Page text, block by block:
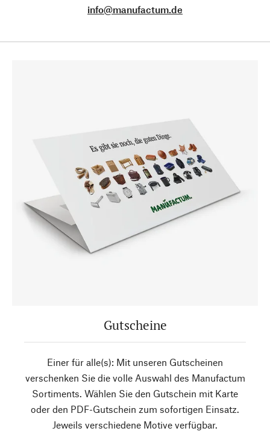
info@manufactum.de
Gutscheine
Einer für alle(s): Mit unseren Gutscheinen
verschenken Sie die volle Auswahl des Manufactum
Sortiments. Wählen Sie den Gutschein mit Karte
oder den PDF-Gutschein zum sofortigen Einsatz.
Jeweils verschiedene Motive verfügbar.